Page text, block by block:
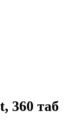
360 таб